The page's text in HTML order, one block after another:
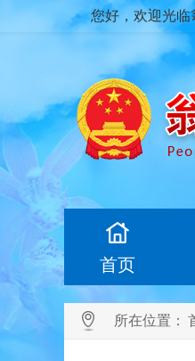
您好，欢迎光
首页
所在位置：